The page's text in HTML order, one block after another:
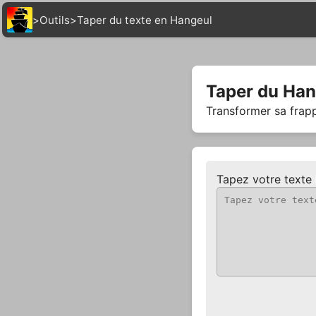
>Outils>Taper du texte en Hangeul
Taper du
Transformer sa
Tapez votre texte